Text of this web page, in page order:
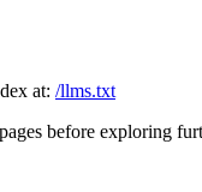
at: /llms.txt
before exploring